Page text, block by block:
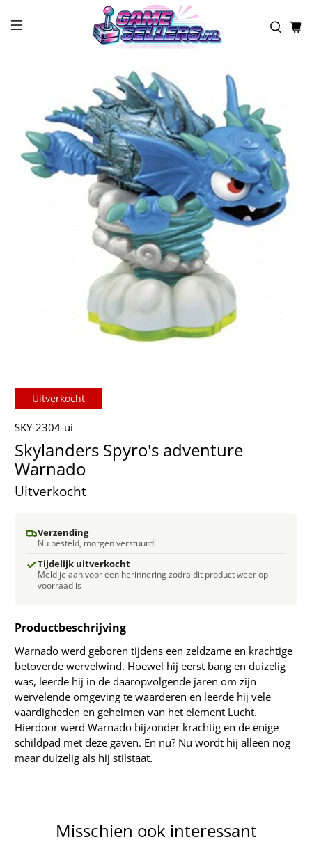
Uitverkocht
SKY-2304-ui
Skylanders Spyro's adventure
Warnado
Uitverkocht
Verzending
Nu besteld, morgen verstuurd!
Tijdelijk uitverkocht
Meld je aan voor een herinnering zodra dit product weer op
voorraad is
Productbeschrijving
Warnado werd geboren tijdens een zeldzame en krachtige
betoverde wervelwind. Hoewel hij eerst bang en duizelig
was, leerde hij in de daaropvolgende jaren om zijn
wervelende omgeving te waarderen en leerde hij vele
vaardigheden en geheimen van het element Lucht.
Hierdoor werd Warnado bijzonder krachtig en de enige
schildpad met deze gaven. En nu? Nu wordt hij alleen nog
maar duizelig als hij stilstaat.
Misschien ook interessant